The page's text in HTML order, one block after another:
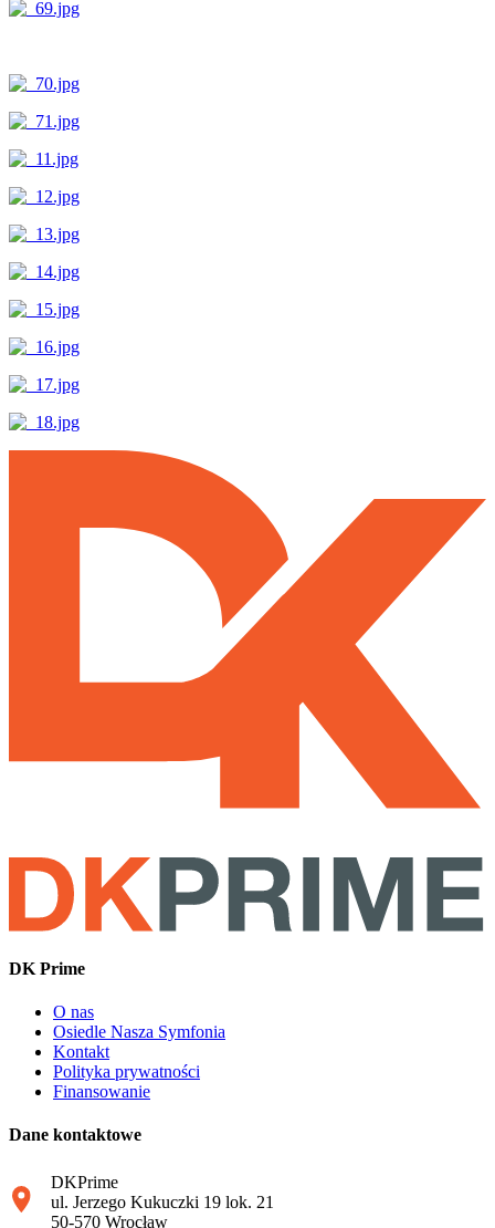
DK Prime
O nas
Osiedle Nasza Symfonia
Kontakt
Polityka prywatności
Finansowanie
Dane kontaktowe
DKPrime
ul. Jerzego Kukuczki 19 lok. 21
50-570 Wrocław